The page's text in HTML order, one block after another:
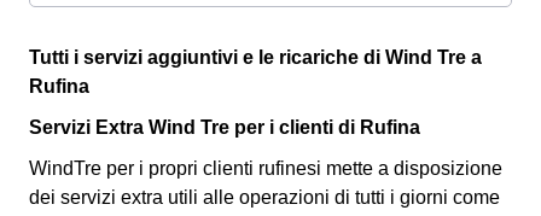
Tutti i servizi aggiuntivi e le ricariche di Wind Tre a
Rufina
Servizi Extra Wind Tre per i clienti di Rufina
WindTre per i propri clienti rufinesi mette a disposizione
dei servizi extra utili alle operazioni di tutti i giorni come